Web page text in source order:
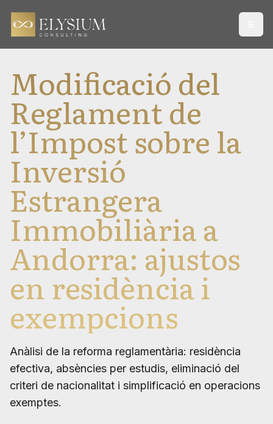
Modificació del
Reglament de
l’Impost sobre la
Inversió
Estrangera
Immobiliària a
Andorra: ajustos
en residència i
exempcions
Anàlisi de la reforma reglamentària: residència
efectiva, absències per estudis, eliminació del
criteri de nacionalitat i simplificació en operacions
exemptes.